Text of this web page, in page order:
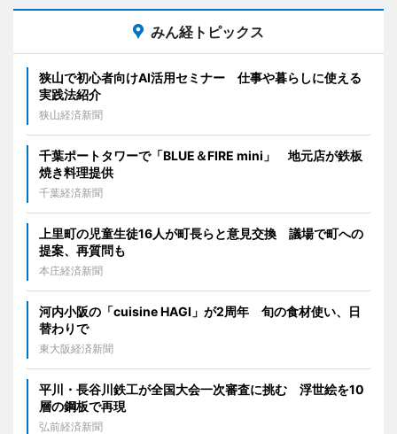
みん経トピックス
狭山で初心者向けAI活用セミナー 仕事や暮らしに使える
実践法紹介
狭山経済新聞
千葉ポートタワーで「BLUE＆FIRE mini」 地元店が鉄板
焼き料理提供
千葉経済新聞
上里町の児童生徒16人が町長らと意見交換 議場で町への
提案、再質問も
本庄経済新聞
河内小阪の「cuisine HAGI」が2周年 旬の食材使い、日
替わりで
東大阪経済新聞
平川・長谷川鉄工が全国大会一次審査に挑む 浮世絵を10
層の鋼板で再現
弘前経済新聞